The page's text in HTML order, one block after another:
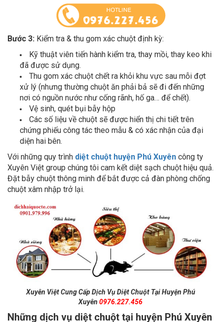
Bước 3: Kiểm tra & thu gom xác chuột định kỳ:
Kỹ thuật viên tiến hành kiểm tra, thay mồi, thay keo khi
đã được sử dụng.
Thu gom xác chuột chết ra khỏi khu vực sau mỗi đợt
xử lý (nhưng thường chuột ăn phải bả sẽ đi đến những
nơi có nguồn nước như cống rãnh, hố ga… để chết).
Vệ sinh, quét bụi bẫy hộp
Các số liệu về chuột sẽ được hiển thị chi tiết trên
chứng phiếu công tác theo mẫu & có xác nhận của đại
diện hai bên.
Với những quy trình
diệt chuột huyện Phú Xuyên
công ty
Xuyên Việt group chúng tôi cam kết diệt sạch chuột hiệu quả.
Đặt bẫy chuột thông minh để bắt được cả đàn phòng chống
chuột xâm nhập trở lại.
Xuyên0976.227.456
Những dịch vụ diệt chuột tại huyện Phú Xuyên